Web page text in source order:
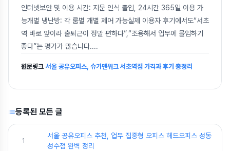
인터넷보안 및 이용 시간: 지문 인식 출입, 24시간 365일 이용 가
능개별 냉난방: 각 룸별 개별 제어 가능실제 이용자 후기에서도“서초
역 바로 앞이라 출퇴근이 정말 편하다”,“조용해서 업무에 몰입하기
좋다”는 평가가 많습니다....
원문링크 서울 공유오피스, 슈가맨워크 서초역점 가격과 후기 총정리
등록된 모든 글
1
서울 공유오피스 추천, 업무 집중형 오피스 헤드오피스 성동
성수점 완벽 정리